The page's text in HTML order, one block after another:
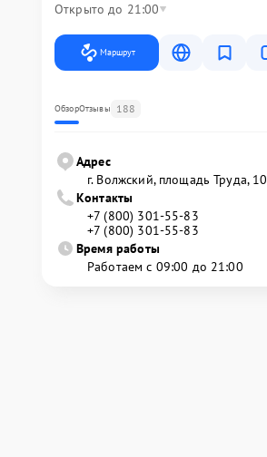
Открыто до 21:00
Маршрут
ОбзорОтзывы 188
Адрес
г. Волжский, площадь Труда, 10
Контакты
+7 (800) 301-55-83
+7 (800) 301-55-83
Время работы
Работаем с 09:00 до 21:00